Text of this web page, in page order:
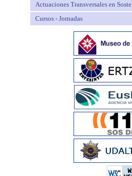
Actuaciones Transversales en
Cursos - Jornadas